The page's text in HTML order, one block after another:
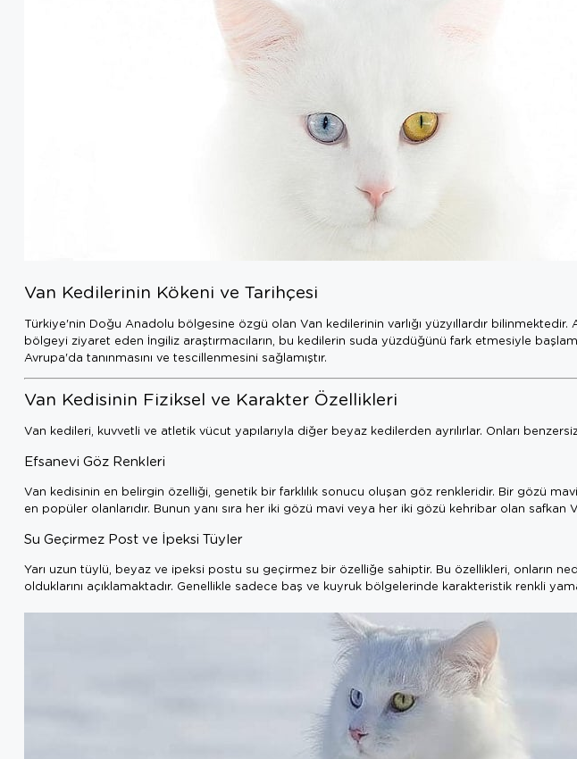
Van Kedilerinin Kökeni ve Tarihçesi
Türkiye'nin Doğu Anadolu bölgesine özgü olan Van kedilerinin varlığı yüzyıllardır bilinmektedir.
bölgeyi ziyaret eden İngiliz araştırmacıların, bu kedilerin suda yüzdüğünü fark etmesiyle
Avrupa'da tanınmasını ve tescillenmesini sağlamıştır.
Van Kedisinin Fiziksel ve Karakter Özellikleri
Van kedileri, kuvvetli ve atletik vücut yapılarıyla diğer beyaz kedilerden ayrılırlar. Onları
Efsanevi Göz Renkleri
Van kedisinin en belirgin özelliği, genetik bir farklılık sonucu oluşan göz renkleridir. Bir gözü
en popüler olanlarıdır. Bunun yanı sıra her iki gözü mavi veya her iki gözü kehribar olan safkan
Su Geçirmez Post ve İpeksi Tüyler
Yarı uzun tüylü, beyaz ve ipeksi postu su geçirmez bir özelliğe sahiptir. Bu özellikleri, onların
olduklarını açıklamaktadır. Genellikle sadece baş ve kuyruk bölgelerinde karakteristik renkli